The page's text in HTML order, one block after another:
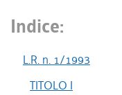
Indice:
L.R. n. 1/1993
TITOLO I